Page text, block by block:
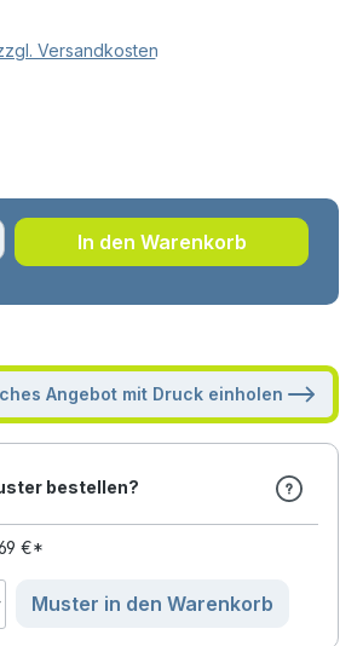
Versandkosten
Gib den
In den Warenkorb
Angebot mit Druck einholen
bestellen?
€*
Muster in den Warenkorb